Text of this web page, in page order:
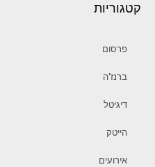
קטגוריות
פרסום
ברנז’ה
דיגיטל
הייטק
אירועים